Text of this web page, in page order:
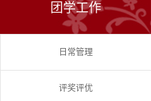
团学工作
日常管理
评奖评优